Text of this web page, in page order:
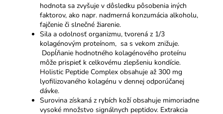
hodnota sa zvyšuje v dôsledku pôsobenia iných
faktorov, ako napr. nadmerná konzumácia alkoholu,
fajčenie či slnečné žiarenie.
Sila a odolnosť organizmu, tvorená z 1/3
kolagénovým proteínom, sa s vekom znižuje.
Dopĺňanie hodnotného kolagénového proteínu
môže prispieť k celkovému zlepšeniu kondície.
Holistic Peptide Complex obsahuje až 300 mg
lyofilizovaného kolagénu v dennej odporúčanej
dávke.
Surovina získaná z rybích koží obsahuje mimoriadne
vysoké množstvo signálnych peptidov. Extrakcia